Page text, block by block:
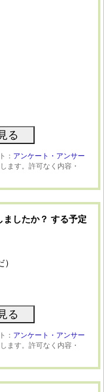
： アンケート・アンサー
ます。許可なく内容・
したか？ する予定
： アンケート・アンサー
ます。許可なく内容・